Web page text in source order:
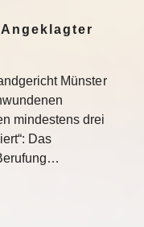
Münster
mindestens drei
Das